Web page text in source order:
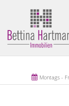
Montags -